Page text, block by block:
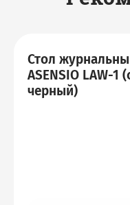
Стол
ASENSIO LAW-1
черный)